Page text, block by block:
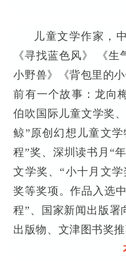
儿童文学作家，
《寻找蓝色风》 《
小野兽》《背包里的
前有一个故事：龙向
伯吹国际儿童文学奖
鲸”原创幻想儿童文
程”奖、深圳读书月“
文学奖、“小十月文
奖等奖项。作品入选
程”、国家新闻出版署
出版物、文津图书奖推